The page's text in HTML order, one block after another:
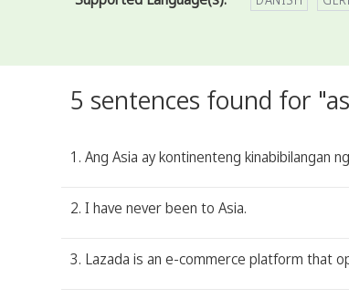
5 sentences found for
1. Ang Asia ay kontinenteng kinabibilangan
2. I have never been to Asia.
3. Lazada is an e-commerce platform that